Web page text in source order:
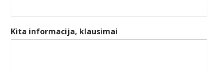
Kita informacija, klausimai